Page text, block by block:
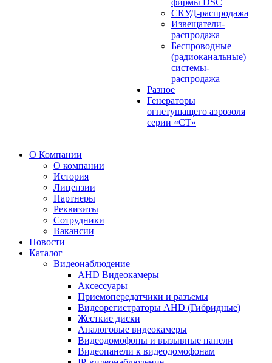
фирмы DSC
СКУД-распродажа
Извещатели-
распродажа
Беспроводные
(радиоканальные)
системы-
распродажа
Разное
Генераторы
огнетушащего аэрозоля
серии «СТ»
О Компании
О компании
История
Лицензии
Партнеры
Реквизиты
Сотрудники
Вакансии
Новости
Каталог
Видеонаблюдение
AHD Видеокамеры
Аксессуары
Приемопередатчики и разъемы
Видеорегистраторы AHD (Гибридные)
Жесткие диски
Аналоговые видеокамеры
Видеодомофоны и вызывные панели
Видеопанели к видеодомофонам